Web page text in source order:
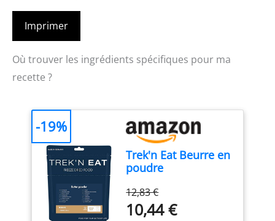
Imprimer
Où trouver les ingrédients spécifiques pour ma
recette ?
Trek'n Eat Beurre en
poudre
12,83 €
10,44 €
-19%